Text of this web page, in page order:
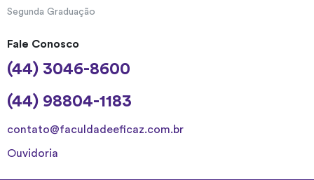
Segunda Graduação
Fale Conosco
(44) 3046-8600
(44) 98804-1183
contato@faculdadeeficaz.com.br
Ouvidoria